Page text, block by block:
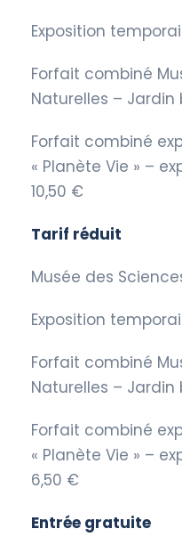
Exposition
Forfait combiné
Naturelles –
Forfait combiné
« Planète Vie » –
10,50 €
Tarif réduit
Musée des
Exposition
Forfait combiné
Naturelles –
Forfait combiné
« Planète Vie » –
6,50 €
Entrée gratuite